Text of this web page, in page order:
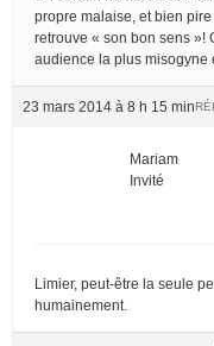
propre malaise, et bien
retrouve « son bon sens »!
audience la plus misogyne
23 mars 2014 à 8 h 15 min
Mariam
Invité
Limier, peut-être la seule
humainement.